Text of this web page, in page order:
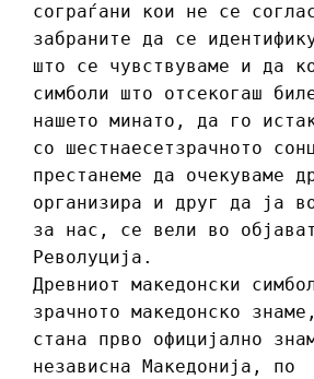
сограѓани кои не се
забраните да се
што се чувствуваме и да
симболи што отсекогаш
нашето минато, да го
со шестнаесетзрачното
престанеме да очекуваме
организира и друг да ја
за нас, се вели во
Револуција.
Древниот македонски
зрачното македонско
стана прво официјално
независна Македонија, по